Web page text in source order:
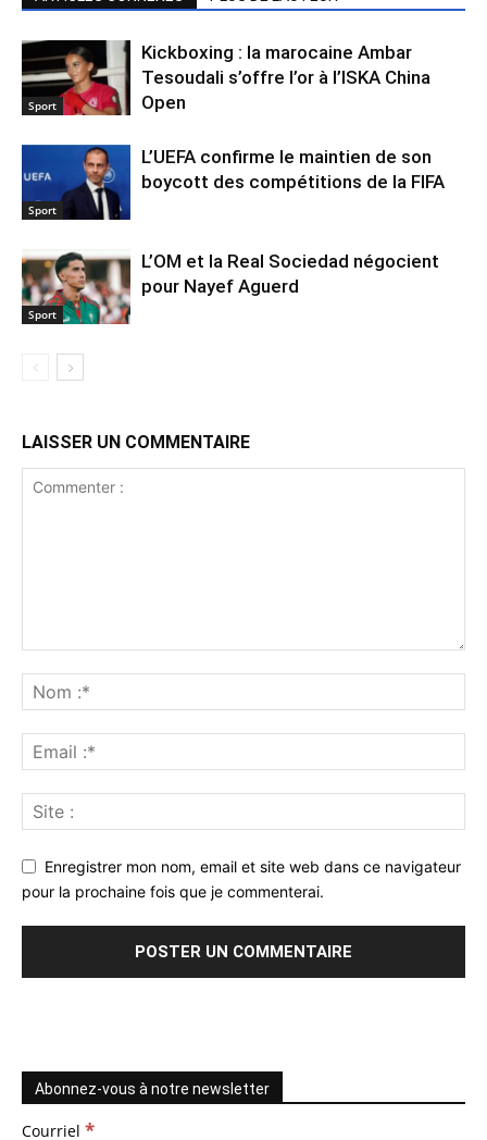
Sport
Kickboxing : la marocaine Ambar
Tesoudali s’offre l’or à l’ISKA China
Open
Sport
L’UEFA confirme le maintien de son
boycott des compétitions de la FIFA
Sport
L’OM et la Real Sociedad négocient
pour Nayef Aguerd
LAISSER UN COMMENTAIRE
Enregistrer mon nom, email et site web dans ce navigateur
pour la prochaine fois que je commenterai.
Abonnez-vous à notre newsletter
Courriel *